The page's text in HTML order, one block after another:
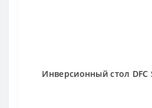
Инверсионный стол DFC